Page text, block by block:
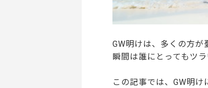
GW明けは、多くの方が
瞬間は誰にとってもツ
この記事では、GW明